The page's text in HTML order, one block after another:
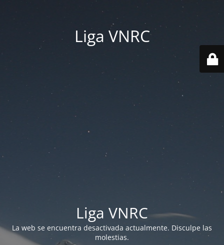
Liga VNRC
Liga VNRC
La web se encuentra desactivada actualmente. Disculpe las
molestias.